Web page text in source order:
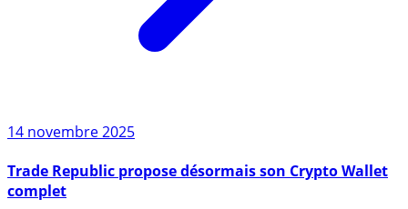
14 novembre 2025